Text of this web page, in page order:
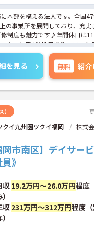
リアパス！手厚いチューター
門性を高めます 】
専門のチューター（指導担当者）
手厚くフォローするため新し
や公的資格取得・自己啓発支
者のさらなるステップアップを
属先以外の事業所で行う交換
ログラムで専門職としての成
本部を構える法人です。全国
の事業所を展開しており、充実
制度も魅力です♪年間休日は
シュ休暇が月1日あり、ワーク
視される方にもおすすめです。
、面接対策ポイントなど、さらに
しますのでお気軽にご相談くだ
を見る 無料 紹介
イ九州圏ツクイ福岡
株式
岡市南区】デイサー
》
収 19.2万円～26.0万円程度
収 231万円～312万円程度